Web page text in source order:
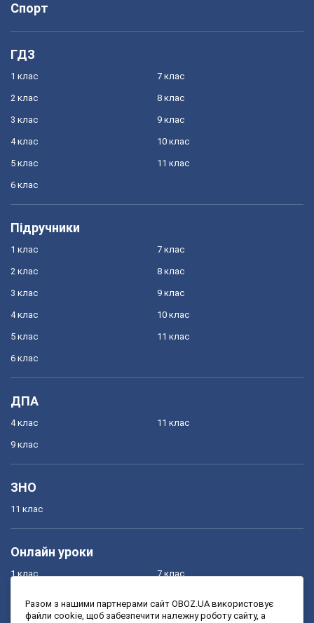
Спорт
ГДЗ
1 клас
2 клас
3 клас
4 клас
5 клас
6 клас
7 клас
8 клас
9 клас
10 клас
11 клас
Підручники
1 клас
2 клас
3 клас
4 клас
5 клас
6 клас
7 клас
8 клас
9 клас
10 клас
11 клас
ДПА
4 клас
9 клас
11 клас
ЗНО
11 клас
Онлайн уроки
1 клас
3 клас
7 клас
9 клас
Разом з нашими партнерами сайт OBOZ.UA використовує
файли cookie, щоб забезпечити належну роботу сайту, а